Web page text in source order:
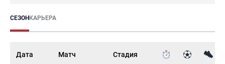
СЕЗОНКАРЬЕРА
Дата Матч Стадия